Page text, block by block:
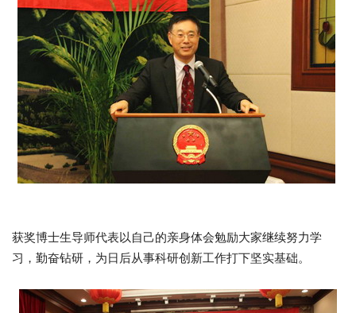
获奖博士生导师代表以自己的亲身体会勉励大家继续努力学
习，勤奋钻研，为日后从事科研创新工作打下坚实基础。